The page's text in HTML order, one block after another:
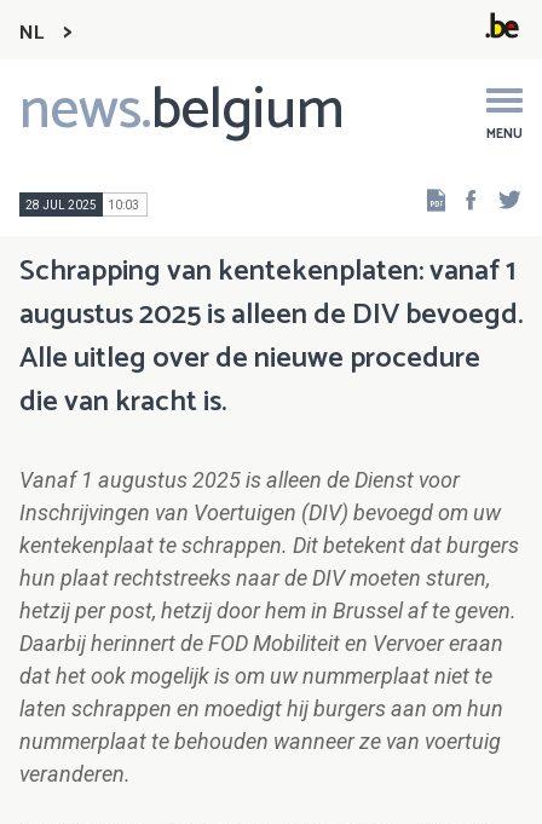
NL
news.belgium MENU
Main
navigation
28 JUL 2025 10:03
Schrapping van kentekenplaten: vanaf 1
augustus 2025 is alleen de DIV bevoegd.
Alle uitleg over de nieuwe procedure
die van kracht is.
Vanaf 1 augustus 2025 is alleen de Dienst voor
Inschrijvingen van Voertuigen (DIV) bevoegd om uw
kentekenplaat te schrappen. Dit betekent dat burgers
hun plaat rechtstreeks naar de DIV moeten sturen,
hetzij per post, hetzij door hem in Brussel af te geven.
Daarbij herinnert de FOD Mobiliteit en Vervoer eraan
dat het ook mogelijk is om uw nummerplaat niet te
laten schrappen en moedigt hij burgers aan om hun
nummerplaat te behouden wanneer ze van voertuig
veranderen.